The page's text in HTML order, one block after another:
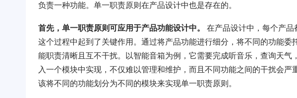
负责一种功能。单一职责原则在产品设计中也是存在的。
首先，单一职责原则可应用于产品功能设计中。
在产品设计中，每个产
这个过程中起到了关键作用。通过将产品功能进行细分，将不同的功能委
能职责清晰且互不干扰。以智能音箱为例，它需要完成听音乐，查询天
入一个模块中实现，不仅难以管理和维护，而且不同功能之间的干扰会
该将不同的功能划分为不同的模块来实现单一职责原则。